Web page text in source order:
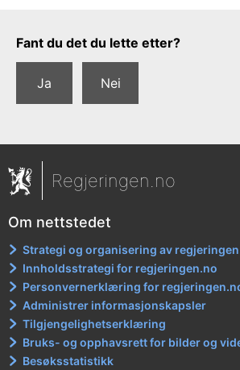
Tilbakemeldingsskjema
Fant du det du lette etter?
Ja Nei
Regjeringen.no
Om nettstedet
Strategi og organisering av
Innholdsstrategi for regjeringen.no
Personvernerklæring for
Administrer informasjonskapsler
Tilgjengelighetserklæring
Bruks- og opphavsrett for bilder og
Besøksstatistikk